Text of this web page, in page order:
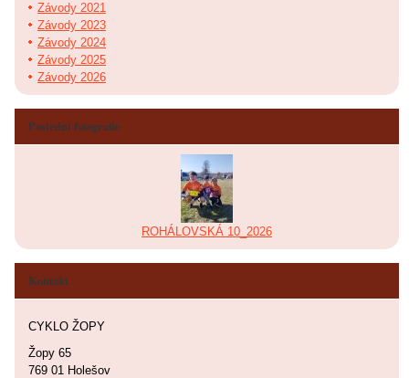
Závody 2021
Závody 2023
Závody 2024
Závody 2025
Závody 2026
Poslední fotografie
ROHÁLOVSKÁ 10_2026
Kontakt
CYKLO ŽOPY
Žopy 65
769 01 Holešov